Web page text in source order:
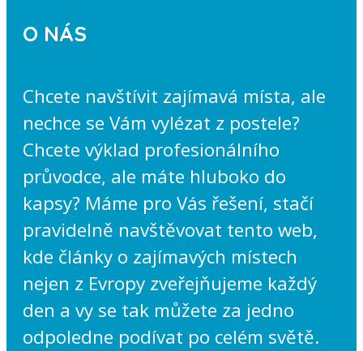
O NÁS
Chcete navštívit zajímavá místa, ale
nechce se Vám vylézat z postele?
Chcete výklad profesionálního
průvodce, ale máte hluboko do
kapsy? Máme pro Vás řešení, stačí
pravidelně navštěvovat tento web,
kde články o zajímavých místech
nejen z Evropy zveřejňujeme každý
den a vy se tak můžete za jedno
odpoledne podívat po celém světě.